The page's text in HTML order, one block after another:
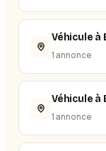
Véhicule à
1 annonce
Véhicule à
1 annonce